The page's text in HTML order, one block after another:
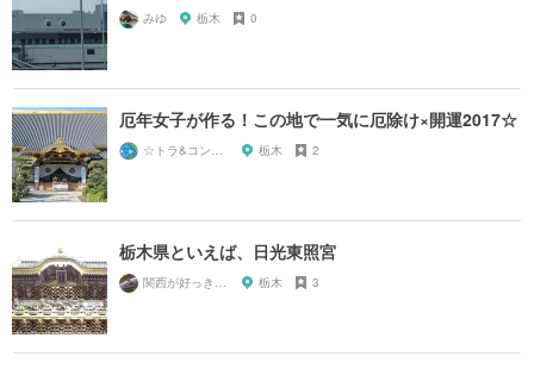
みゆ 栃木 0
厄年女子が作る！この地で一気に厄除け×開運2017☆
栃木 2
栃木県といえば、日光東照宮
栃木 3